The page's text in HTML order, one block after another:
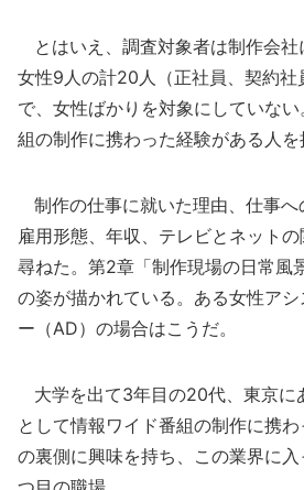
とはいえ、調査対象者は制作会社
女性9人の計20人（正社員、契約社
で、女性ばかりを対象にしていな
組の制作に携わった経験がある人を
制作の仕事に就いた理由、仕事へ
雇用形態、年収、テレビとネット
尋ねた。第2章「制作現場の日常風
の姿が描かれている。ある女性ア
ー（AD）の場合はこうだ。
大学を出て3年目の20代、東京に
として情報ワイド番組の制作に携
の裏側に興味を持ち、この業界に